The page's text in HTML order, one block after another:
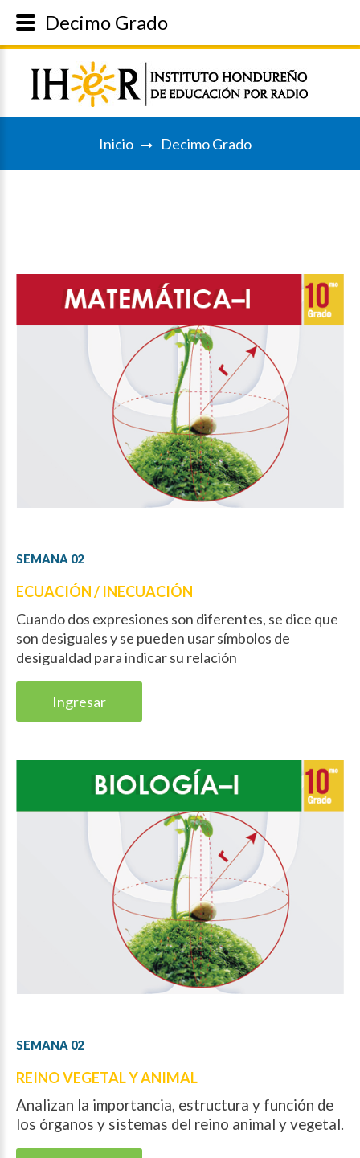
Inicio Decimo Grado
SEMANA 02
ECUACIÓN / INECUACIÓN
Cuando dos expresiones son diferentes, se dice que
son desiguales y se pueden usar símbolos de
desigualdad para indicar su relación
Ingresar
SEMANA 02
REINO VEGETAL Y ANIMAL
Analizan la importancia, estructura y función de
los órganos y sistemas del reino animal y vegetal.
Decimo Grado